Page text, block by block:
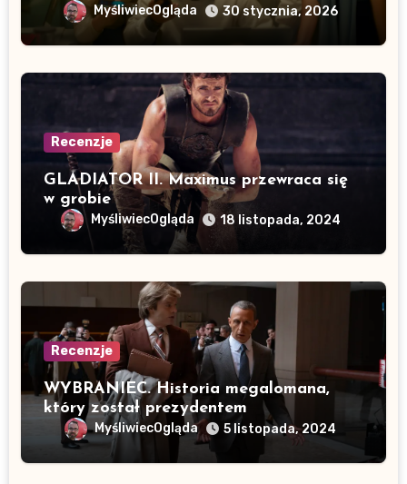
MyśliwiecOgląda 30 stycznia, 2026
Recenzje
GLADIATOR II. Maximus przewraca się
w grobie
MyśliwiecOgląda 18 listopada, 2024
Recenzje
WYBRANIEC. Historia megalomana,
który został prezydentem
MyśliwiecOgląda 5 listopada, 2024